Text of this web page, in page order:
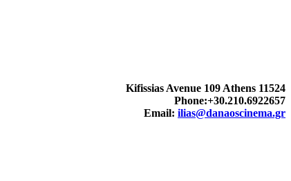
Kifissias Avenue 109 Athens 11524
Phone:+30.210.6922657
Email: ilias@danaoscinema.gr